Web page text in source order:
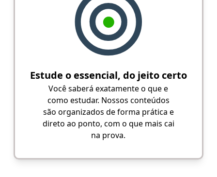
Estude o essencial, do jeito certo
Você saberá exatamente o que e
como estudar. Nossos conteúdos
são organizados de forma prática e
direto ao ponto, com o que mais cai
na prova.